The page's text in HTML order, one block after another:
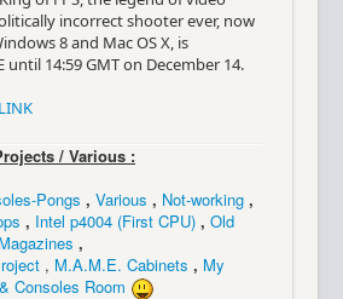
incorrect shooter ever, now
8 and Mac OS X, is
until 14:59 GMT on December 14.
/ Various :
Pongs , Various , Not-working ,
, Intel p4004 (First CPU) , Old
Magazines ,
, M.A.M.E. Cabinets , My
Consoles Room